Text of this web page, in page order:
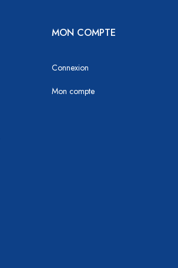
MON COMPTE
Connexion
Mon compte